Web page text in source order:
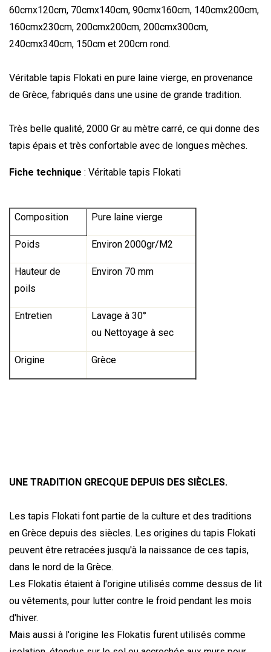
60cmx120cm, 70cmx140cm, 90cmx160cm, 140cmx200cm,
160cmx230cm, 200cmx200cm, 200cmx300cm,
240cmx340cm, 150cm et 200cm rond.
Véritable tapis Flokati en pure laine vierge, en provenance
de Grèce, fabriqués dans une usine de grande tradition.
Très belle qualité, 2000 Gr au mètre carré, ce qui donne des
tapis épais et très confortable avec de longues mèches.
Fiche technique : Véritable tapis Flokati
Composition Pure laine vierge
Poids Environ 2000gr/M2
Hauteur de
poils
Environ 70 mm
Entretien
Lavage à 30°
ou Nettoyage à sec
Origine Grèce
UNE TRADITION GRECQUE DEPUIS DES SIÈCLES.
Les tapis Flokati font partie de la culture et des traditions
en Grèce depuis des siècles. Les origines du tapis Flokati
peuvent être retracées jusqu'à la naissance de ces tapis,
dans le nord de la Grèce.
Les Flokatis étaient à l'origine utilisés comme dessus de lit
ou vêtements, pour lutter contre le froid pendant les mois
d'hiver.
Mais aussi à l'origine les Flokatis furent utilisés comme